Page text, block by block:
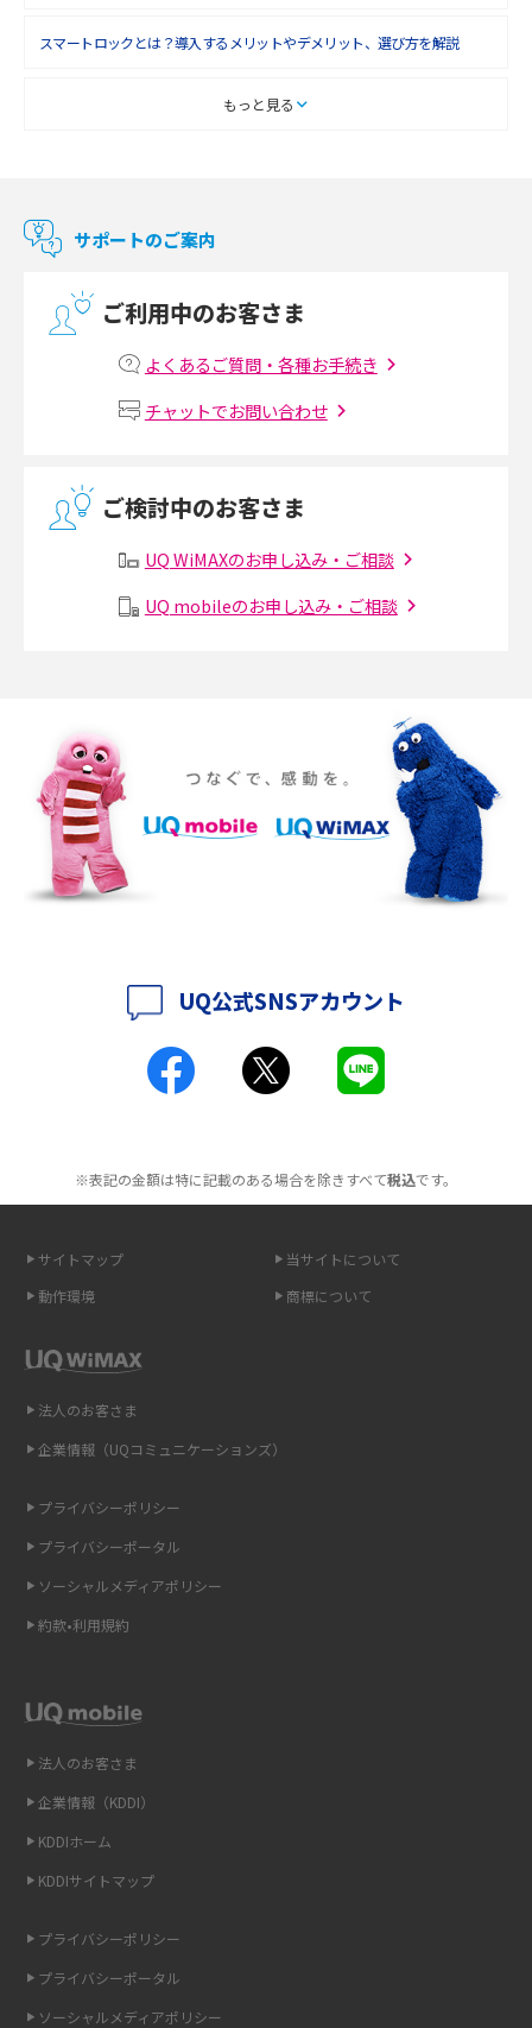
スマートロックとは？導入するメリットやデメリット、選び方を解説
スマートテレビとは？特徴や選び方、使い方をわかりやすく解説
マンションで使えるWi-Fiは？種類ごとの特徴や選び方を紹介
マンションで光回線の利用を始める手順は？設備状況の確認方法も解説
Wi-Fiルーターの設定方法をわかりやすく解説！事前に準備すべきものも紹
無線LANとは？メリット・デメリットや接続方法を解説
メッシュWi-Fiとは？仕組みやメリット・デメリット、中継機との違いを解
ポケット型Wi-Fiをレンタルするメリットとは？選び方や向いている方の特
徴も紹介
持ち運びできるポケット型Wi-Fiのおススメの選び方は？メリット・デメリ
ットも紹介
ポケット型Wi-Fiとは？通信の仕組みやメリット・デメリットを解説
工事不要！置くだけWi-Fiの特徴は？メリット・デメリットや選び方を解説
無制限で利用できるポケット型Wi-Fiは？選び方や通信費を抑える方法も紹
ポケット型Wi-Fi（モバイルWi-Fi）とは？おススメする方の特徴や選び方を
即日受け取りできるポケット型Wi-Fiはある？すぐに使うための方法や注意
ONU（光回線終端装置）とは？モデム・ルーター・ホームゲートウェイと
ギガバイト（GB）とは？1GBの目安やギガが足りない時の対処法を紹介
Wi-Fi 6とは？Wi-Fi 5との違いやメリットと注意点、規格の種類も解説
Wi-Fiを自宅に設置する方法は？必要なことやポイントも紹介
光ファイバーとは？仕組みやメリット・デメリットを初心者向けにわかり
やすく解説
を解説
6Gとはどんな通信技術？Beyond 5Gや実用化の課題などを解説
方法を解説
もっと見る
サポートのご案内
ご利用中のお客さま
よくあるご質問・各種お手続き
チャットでお問い合わせ
ご検討中のお客さま
UQ WiMAXのお申し込み・ご相談
UQ mobileのお申し込み・ご相談
UQ公式SNSアカウント
※表記の金額は特に記載のある場合を除きすべて税込です。
サイトマップ
当サイトについて
動作環境
商標について
法人のお客さま
企業情報（KDDI）
KDDIホーム
KDDIサイトマップ
プライバシーポリシー
プライバシーポータル
ソーシャルメディアポリシー
法人のお客さま
企業情報（UQコミュニケーションズ）
プライバシーポリシー
プライバシーポータル
ソーシャルメディアポリシー
約款•利用規約